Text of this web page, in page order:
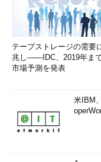
この場合、言い切ら
0（嫌い）は飛び切り
き）は限りなく普通に
り、嫌いと普通の間に
重であることもなくは
して計算できてしまい
量的データ
量的データは、質的
テープストレージの需要
兆し――IDC、2019年ま
市場予測を発表
米IBM